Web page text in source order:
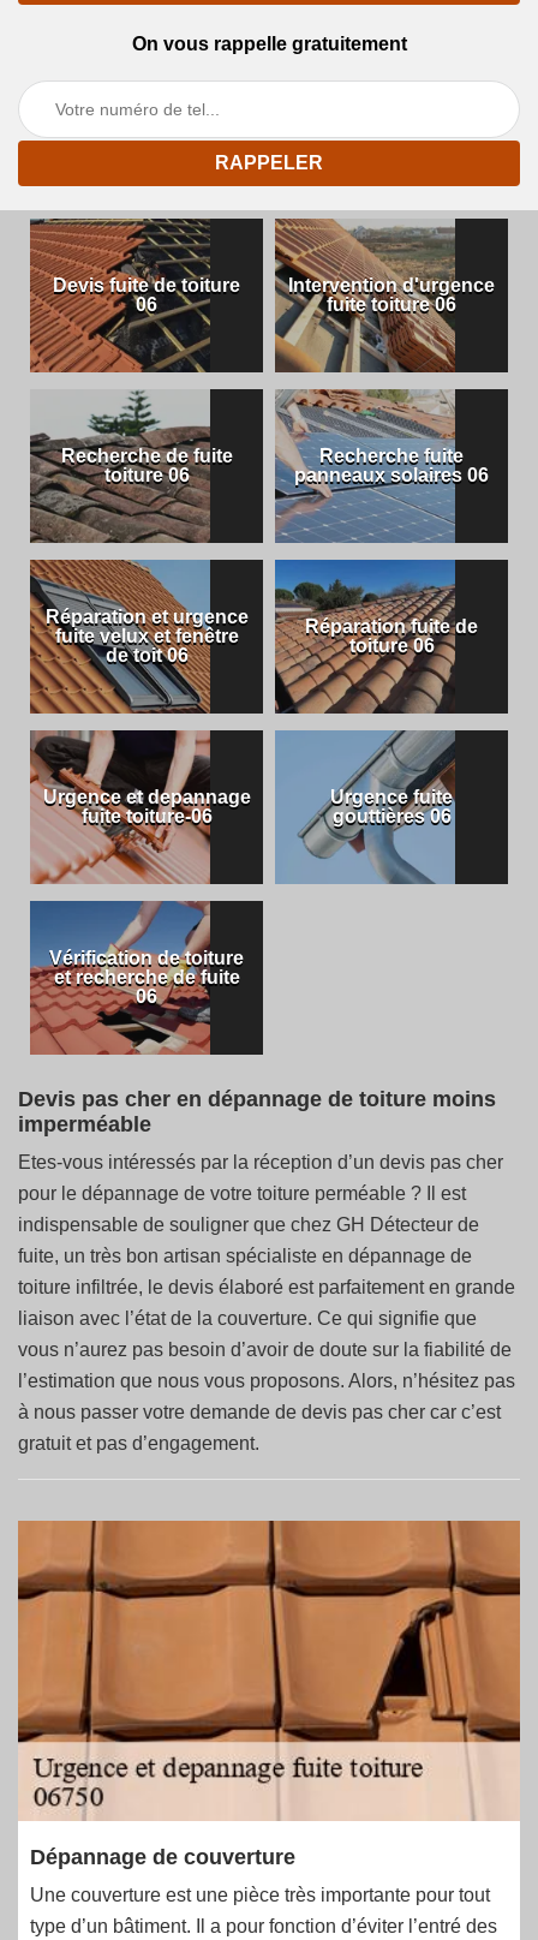
On vous rappelle gratuitement
Devis fuite de toiture
06
Intervention d'urgence
fuite toiture 06
Recherche de fuite
toiture 06
Recherche fuite
panneaux solaires 06
Réparation et urgence
fuite velux et fenêtre
de toit 06
Réparation fuite de
toiture 06
Urgence et depannage
fuite toiture-06
Urgence fuite
gouttières 06
Vérification de toiture
et recherche de fuite
06
Devis pas cher en dépannage de toiture moins
imperméable
Etes-vous intéressés par la réception d’un devis pas cher
pour le dépannage de votre toiture perméable ? Il est
indispensable de souligner que chez GH Détecteur de
fuite, un très bon artisan spécialiste en dépannage de
toiture infiltrée, le devis élaboré est parfaitement en grande
liaison avec l’état de la couverture. Ce qui signifie que
vous n’aurez pas besoin d’avoir de doute sur la fiabilité de
l’estimation que nous vous proposons. Alors, n’hésitez pas
à nous passer votre demande de devis pas cher car c’est
gratuit et pas d’engagement.
Dépannage de couverture
Une couverture est une pièce très importante pour tout
type d’un bâtiment. Il a pour fonction d’éviter l’entré des